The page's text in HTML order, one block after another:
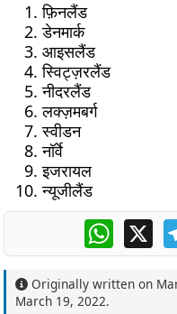
फ़िनलैंड
डेनमार्क
आइसलैंड
स्विट्ज़रलैंड
नीदरलैंड
लक्ज़मबर्ग
स्वीडन
नॉर्वे
इजरायल
न्यूजीलैंड
X
Originally written on
March 19, 2022.